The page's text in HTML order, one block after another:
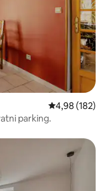
Prosječna
4,98 (182)
parking.
„Odabrali gosti”